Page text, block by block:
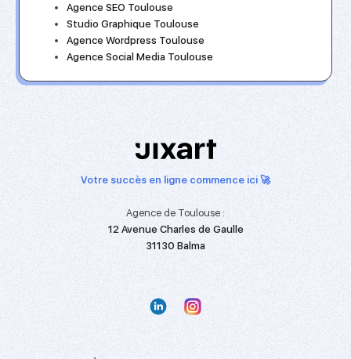
Agence SEO Toulouse
Studio Graphique Toulouse
Agence Wordpress Toulouse
Agence Social Media Toulouse
Votre succès en ligne commence ici 🚀
Agence de Toulouse :
12 Avenue Charles de Gaulle
31130 Balma